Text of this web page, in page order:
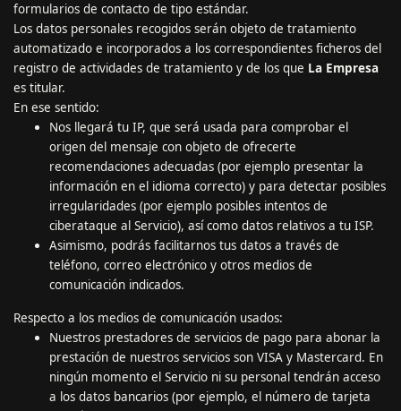
formularios de contacto de tipo estándar.
Los datos personales recogidos serán objeto de tratamiento
automatizado e incorporados a los correspondientes ficheros del
registro de actividades de tratamiento y de los que La Empresa
es titular.
En ese sentido:
Nos llegará tu IP, que será usada para comprobar el
origen del mensaje con objeto de ofrecerte
recomendaciones adecuadas (por ejemplo presentar la
información en el idioma correcto) y para detectar posibles
irregularidades (por ejemplo posibles intentos de
ciberataque al Servicio), así como datos relativos a tu ISP.
Asimismo, podrás facilitarnos tus datos a través de
teléfono, correo electrónico y otros medios de
comunicación indicados.
Respecto a los medios de comunicación usados:
Nuestros prestadores de servicios de pago para abonar la
prestación de nuestros servicios son VISA y Mastercard. En
ningún momento el Servicio ni su personal tendrán acceso
a los datos bancarios (por ejemplo, el número de tarjeta